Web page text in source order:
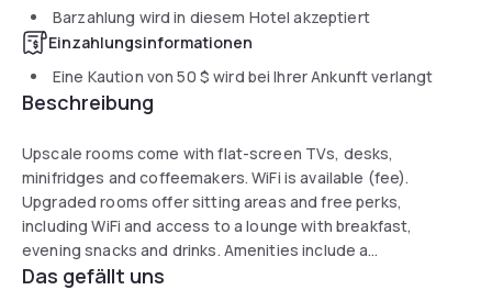
Barzahlung wird in diesem Hotel akzeptiert
Einzahlungsinformationen
Eine Kaution von50 $ wird bei Ihrer Ankunft verlangt
Beschreibung
Upscale rooms come with flat-screen TVs, desks,
minifridges and coffeemakers. WiFi is available (fee).
Upgraded rooms offer sitting areas and free perks,
including WiFi and access to a lounge with breakfast,
evening snacks and drinks. Amenities include a
restaurant/bar with city views, plus fitness and business
Das gefällt uns